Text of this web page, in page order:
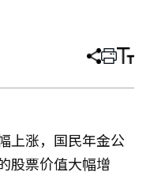
分
章
打 调
小
上涨，国民年金公
股票价值大幅增